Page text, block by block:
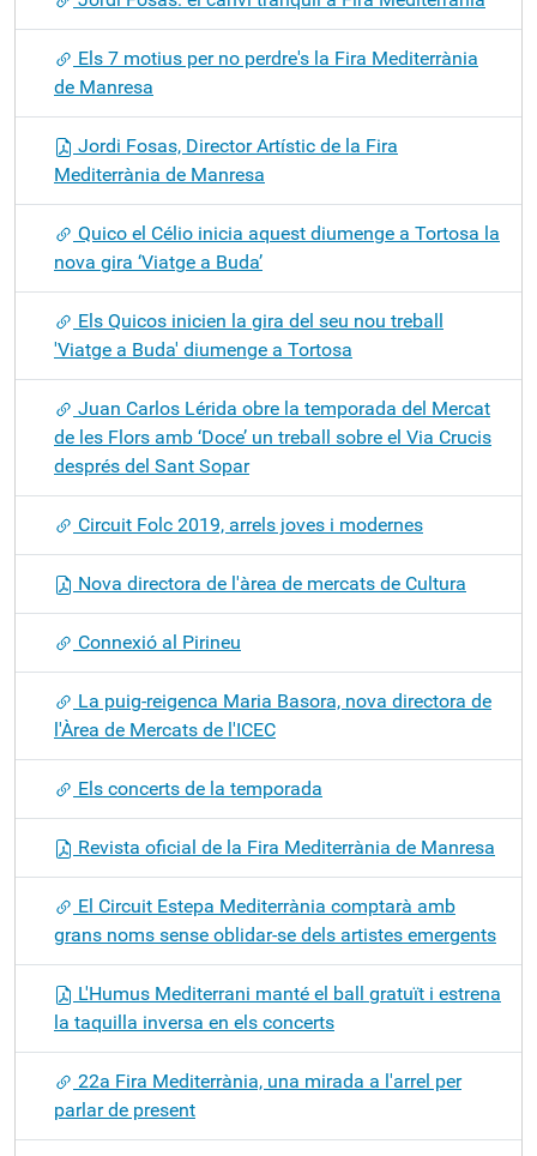
Els 7 motius per no perdre's la Fira Mediterrània
de Manresa
Jordi Fosas, Director Artístic de la Fira
Mediterrània de Manresa
Quico el Célio inicia aquest diumenge a Tortosa la
nova gira ‘Viatge a Buda’
Els Quicos inicien la gira del seu nou treball
'Viatge a Buda' diumenge a Tortosa
Juan Carlos Lérida obre la temporada del Mercat
de les Flors amb ‘Doce’ un treball sobre el Via Crucis
després del Sant Sopar
Circuit Folc 2019, arrels joves i modernes
Nova directora de l'àrea de mercats de Cultura
Connexió al Pirineu
La puig-reigenca Maria Basora, nova directora de
l'Àrea de Mercats de l'ICEC
Els concerts de la temporada
Revista oficial de la Fira Mediterrània de Manresa
El Circuit Estepa Mediterrània comptarà amb
grans noms sense oblidar-se dels artistes emergents
L'Humus Mediterrani manté el ball gratuït i estrena
la taquilla inversa en els concerts
22a Fira Mediterrània, una mirada a l'arrel per
parlar de present